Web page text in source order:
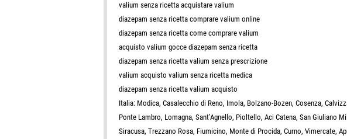
valium senza ricetta acquistare valium
diazepam senza ricetta comprare valium online
diazepam senza ricetta come comprare valium
acquisto valium gocce diazepam senza ricetta
diazepam senza ricetta valium senza prescrizione
valium acquisto valium senza ricetta medica
diazepam senza ricetta valium acquisto
Italia: Modica, Casalecchio di Reno, Imola, Bolzano-Bozen, Cosenza,
Ponte Lambro, Lomagna, Sant’Agnello, Pioltello, Aci Catena, San Giuliano
Siracusa, Trezzano Rosa, Fiumicino, Monte di Procida, Curno, Vimercate,